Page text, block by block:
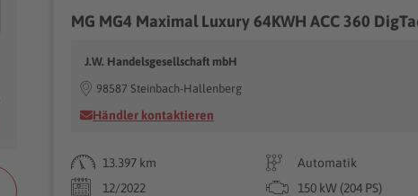
J.W. Handelsgesellschaft mbH
98587 Steinbach-Hallenberg
Händler kontaktieren
13.397 km
Automatik
12/2022
150 kW (204 PS)